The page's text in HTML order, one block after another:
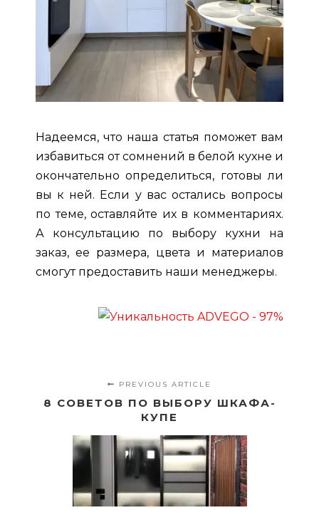
Надеемся, что наша статья поможет вам
избавиться от сомнений в белой кухне и
окончательно определиться, готовы ли
вы к ней. Если у вас остались вопросы
по теме, оставляйте их в комментариях.
А консультацию по выбору кухни на
заказ, ее размера, цвета и материалов
смогут предоставить наши менеджеры.
PREVIOUS ARTICLE
8 СОВЕТОВ ПО ВЫБОРУ ШКАФА-
КУПЕ